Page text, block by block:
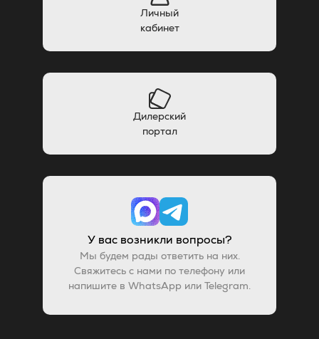
Личный
кабинет
Дилерский
портал
У вас возникли вопросы?
Мы будем рады ответить на них.
Свяжитесь с нами по телефону или
напишите в WhatsApp или Telegram.